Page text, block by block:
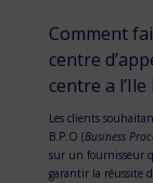
Comment
centre
centre a
Les clients
B.P.O (Business
sur un fournisseur
garantir la réussite